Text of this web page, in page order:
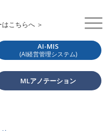
こちらへ ＞
AI-MIS
(AI経営管理システム)
MLアノテーション